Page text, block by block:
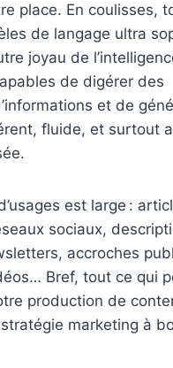
place. En coulisses,
de langage ultra
joyau de
de digérer des
et de
fluide, et surtout
est large :
sociaux,
accroches
Bref, tout ce qui
production de
marketing à